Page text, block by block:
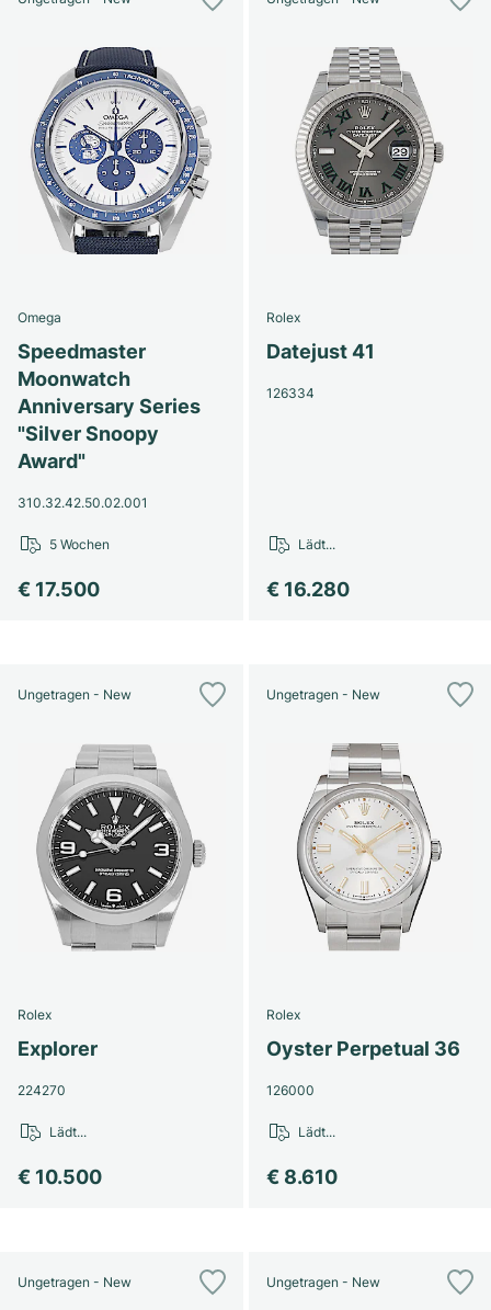
Omega
Speedmaster
Moonwatch
Anniversary Series
"Silver Snoopy
Award"
310.32.42.50.02.001
€ 17.500
5 Wochen
Rolex
Datejust 41
126334
€ 16.280
Lädt...
Ungetragen - New
Rolex
Explorer
224270
€ 10.500
Lädt...
Ungetragen - New
Rolex
Oyster Perpetual 36
126000
€ 8.610
Lädt...
Ungetragen - New Ungetragen - New